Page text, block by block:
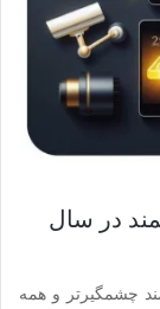
در سال
چشمگیرتر و همه